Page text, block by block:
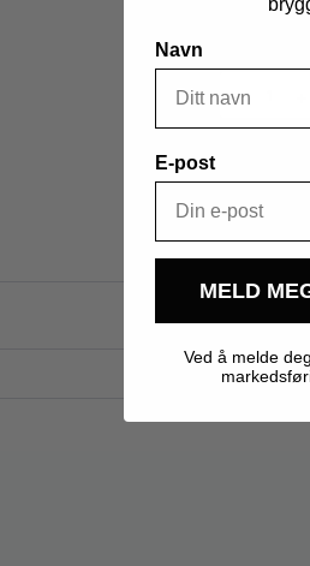
Sangiovese,
Classic
vinsett
Navn
E-post
MELD
Ved å melde